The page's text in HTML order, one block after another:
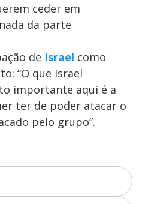
ceder em
da parte
de Israel como
“O que Israel
importante aqui é a
ter de poder atacar o
pelo grupo”.